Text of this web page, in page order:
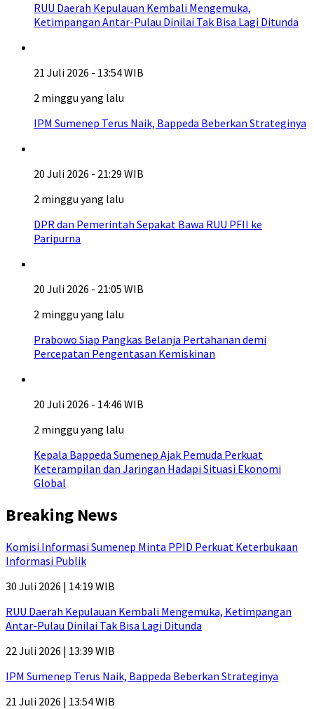
RUU Daerah Kepulauan Kembali Mengemuka,
Ketimpangan Antar-Pulau Dinilai Tak Bisa Lagi Ditunda
21 Juli 2026 - 13:54 WIB
2 minggu yang lalu
IPM Sumenep Terus Naik, Bappeda Beberkan Strateginya
20 Juli 2026 - 21:29 WIB
2 minggu yang lalu
DPR dan Pemerintah Sepakat Bawa RUU PFII ke
Paripurna
20 Juli 2026 - 21:05 WIB
2 minggu yang lalu
Prabowo Siap Pangkas Belanja Pertahanan demi
Percepatan Pengentasan Kemiskinan
20 Juli 2026 - 14:46 WIB
2 minggu yang lalu
Kepala Bappeda Sumenep Ajak Pemuda Perkuat
Keterampilan dan Jaringan Hadapi Situasi Ekonomi
Global
Breaking News
Komisi Informasi Sumenep Minta PPID Perkuat Keterbukaan
Informasi Publik
30 Juli 2026 | 14:19 WIB
RUU Daerah Kepulauan Kembali Mengemuka, Ketimpangan
Antar-Pulau Dinilai Tak Bisa Lagi Ditunda
22 Juli 2026 | 13:39 WIB
IPM Sumenep Terus Naik, Bappeda Beberkan Strateginya
21 Juli 2026 | 13:54 WIB